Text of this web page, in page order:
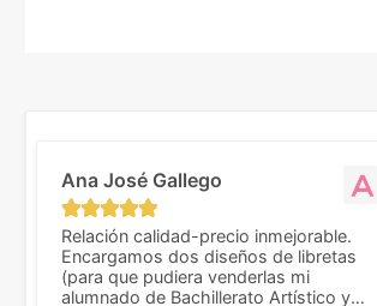
Ana José Gallego
Relación calidad-precio inmejorable.
Encargamos dos diseños de libretas
(para que pudiera venderlas mi
alumnado de Bachillerato Artístico y